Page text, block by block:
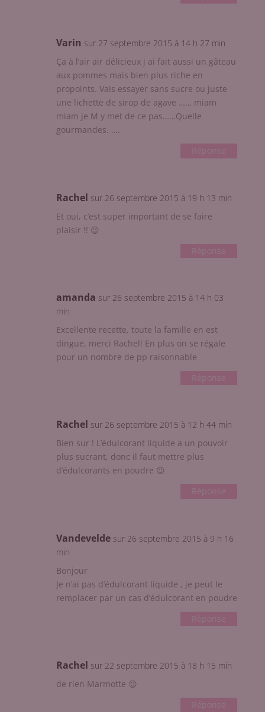
Varin sur 27 septembre 2015 à 14 h 27 min
Ça à l’air air délicieux j ai fait aussi un gâteau
aux pommes mais bien plus riche en
propoints. Vais essayer sans sucre ou juste
une lichette de sirop de agave …… miam
miam je M y met de ce pas……Quelle
gourmandes. ….
Réponse
Rachel sur 26 septembre 2015 à 19 h 13 min
Et oui, c’est super important de se faire
plaisir !! 😉
Réponse
amanda sur 26 septembre 2015 à 14 h 03
min
Excellente recette, toute la famille en est
dingue, merci Rachel! En plus on se régale
pour un nombre de pp raisonnable
Réponse
Rachel sur 26 septembre 2015 à 12 h 44 min
Bien sur ! L’édulcorant liquide a un pouvoir
plus sucrant, donc il faut mettre plus
d’édulcorants en poudre 😉
Réponse
Vandevelde sur 26 septembre 2015 à 9 h 16
min
Bonjour
Je n’ai pas d’édulcorant liquide , je peut le
remplacer par un cas d’édulcorant en poudre
Réponse
Rachel sur 22 septembre 2015 à 18 h 15 min
de rien Marmotte 😉
Réponse